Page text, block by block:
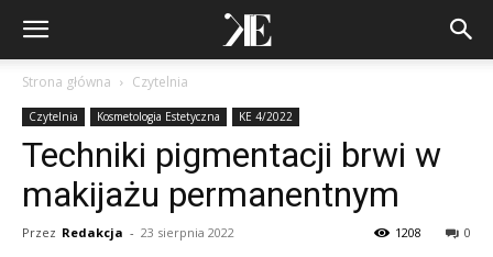
Strona główna Czytelnia
Czytelnia Kosmetologia Estetyczna KE 4/2022
Techniki pigmentacji brwi w
makijażu permanentnym
Przez Redakcja - 23 sierpnia 2022 0
1208